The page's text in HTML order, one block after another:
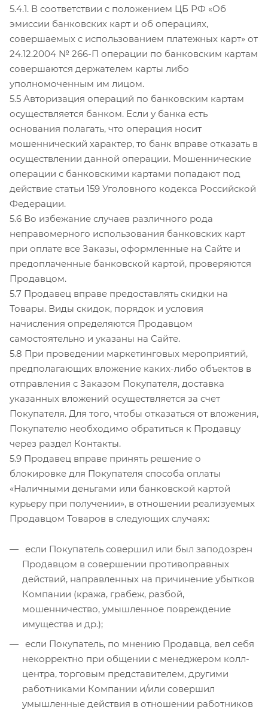
5.4.1. В соответствии с положением ЦБ РФ «Об
эмиссии банковских карт и об операциях,
совершаемых с использованием платежных карт» от
24.12.2004 № 266-П операции по банковским картам
совершаются держателем карты либо
уполномоченным им лицом.
5.5 Авторизация операций по банковским картам
осуществляется банком. Если у банка есть
основания полагать, что операция носит
мошеннический характер, то банк вправе отказать в
осуществлении данной операции. Мошеннические
операции с банковскими картами попадают под
действие статьи 159 Уголовного кодекса Российской
Федерации.
5.6 Во избежание случаев различного рода
неправомерного использования банковских карт
при оплате все Заказы, оформленные на Сайте и
предоплаченные банковской картой, проверяются
Продавцом.
5.7 Продавец вправе предоставлять скидки на
Товары. Виды скидок, порядок и условия
начисления определяются Продавцом
самостоятельно и указаны на Сайте.
5.8 При проведении маркетинговых мероприятий,
предполагающих вложение каких-либо объектов в
отправления с Заказом Покупателя, доставка
указанных вложений осуществляется за счет
Покупателя. Для того, чтобы отказаться от вложения,
Покупателю необходимо обратиться к Продавцу
через раздел Контакты.
5.9 Продавец вправе принять решение о
блокировке для Покупателя способа оплаты
«Наличными деньгами или банковской картой
курьеру при получении», в отношении реализуемых
Продавцом Товаров в следующих случаях:
если Покупатель совершил или был заподозрен
Продавцом в совершении противоправных
действий, направленных на причинение убытков
Компании (кража, грабеж, разбой,
мошенничество, умышленное повреждение
имущества и др.);
если Покупатель, по мнению Продавца, вел себя
некорректно при общении с менеджером колл-
центра, торговым представителем, другими
работниками Компании и/или совершил
умышленные действия в отношении работников